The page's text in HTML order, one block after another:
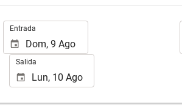
Entrada
Salida